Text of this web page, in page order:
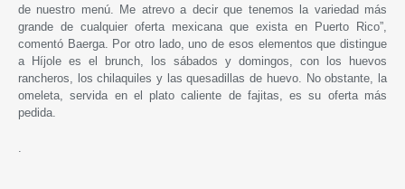
de nuestro menú. Me atrevo a decir que tenemos la variedad más
grande de cualquier oferta mexicana que exista en Puerto Rico”,
comentó Baerga. Por otro lado, uno de esos elementos que distingue
a Híjole es el brunch, los sábados y domingos, con los huevos
rancheros, los chilaquiles y las quesadillas de huevo. No obstante, la
omeleta, servida en el plato caliente de fajitas, es su oferta más
pedida.